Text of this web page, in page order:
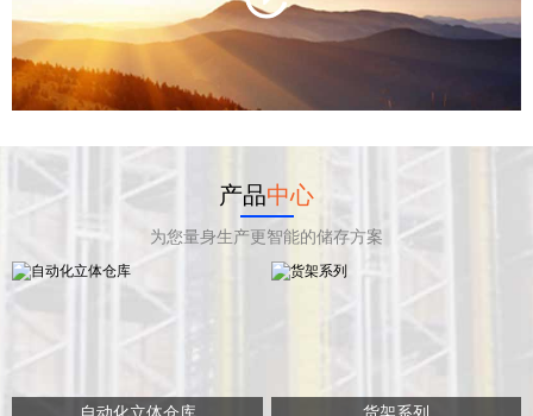
产品中心
为您量身生产更智能的储存方案
自动化立体仓库 货架系列